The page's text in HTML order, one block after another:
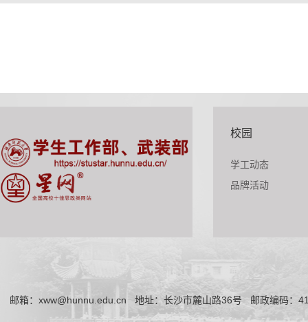
校园
学工动态
品牌活动
邮箱：xww@hunnu.edu.cn 地址：长沙市麓山路36号 邮政编码：